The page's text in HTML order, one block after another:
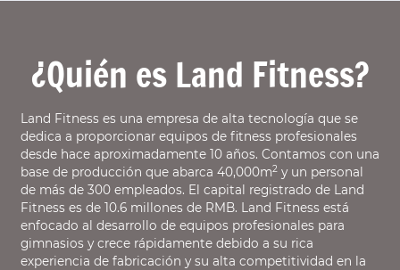
¿Quién es Land Fitness?
Land Fitness es una empresa de alta tecnología que se
dedica a proporcionar equipos de fitness profesionales
desde hace aproximadamente 10 años. Contamos con una
base de producción que abarca 40,000m2 y un personal
de más de 300 empleados. El capital registrado de Land
Fitness es de 10.6 millones de RMB. Land Fitness está
enfocado al desarrollo de equipos profesionales para
gimnasios y crece rápidamente debido a su rica
experiencia de fabricación y su alta competitividad en la